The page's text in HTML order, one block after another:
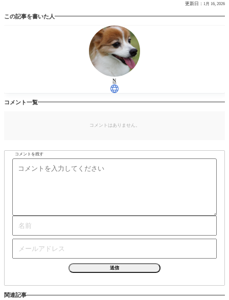
更新日： 1月 16, 2026
この記事を書いた人
N
コメント一覧
コメントはありません。
コメントを残す
関連記事